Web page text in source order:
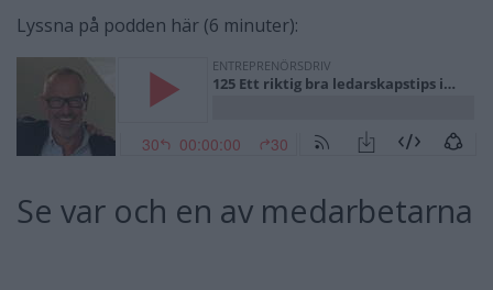
Lyssna på podden här (6 minuter):
Se var och en av medarbetarna